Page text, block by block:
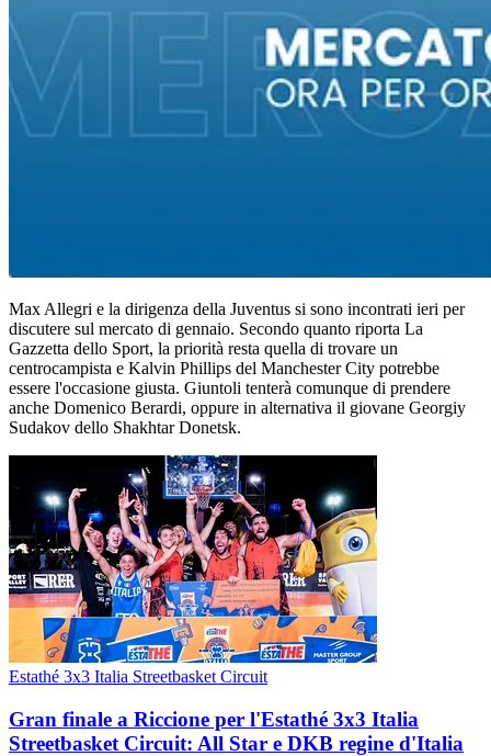
Max Allegri e la dirigenza della Juventus si sono incontrati ieri per
discutere sul mercato di gennaio. Secondo quanto riporta La
Gazzetta dello Sport, la priorità resta quella di trovare un
centrocampista e Kalvin Phillips del Manchester City potrebbe
essere l'occasione giusta. Giuntoli tenterà comunque di prendere
anche Domenico Berardi, oppure in alternativa il giovane Georgiy
Sudakov dello Shakhtar Donetsk.
Estathé 3x3 Italia Streetbasket Circuit
Gran finale a Riccione per l'Estathé 3x3 Italia
Streetbasket Circuit: All Star e DKB regine d'Italia